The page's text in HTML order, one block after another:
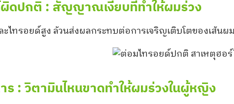
ดปกติ : สัญญาณเงียบที่ทำให้ผมร่วง
ไทรอยด์สูง ล้วนส่งผลกระทบต่อการเจริญเติบโตของเส้น
ร : วิตามินไหนขาดทำให้ผมร่วงในผู้หญิง